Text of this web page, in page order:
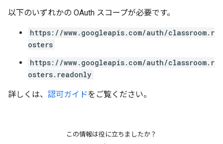
以下のいずれかの OAuth スコープが必要です。
https://www.googleapis.com/auth/classroom.r
osters
https://www.googleapis.com/auth/classroom.r
osters.readonly
詳しくは、 認可ガイドをご覧ください。
この情報は役に立ちましたか？